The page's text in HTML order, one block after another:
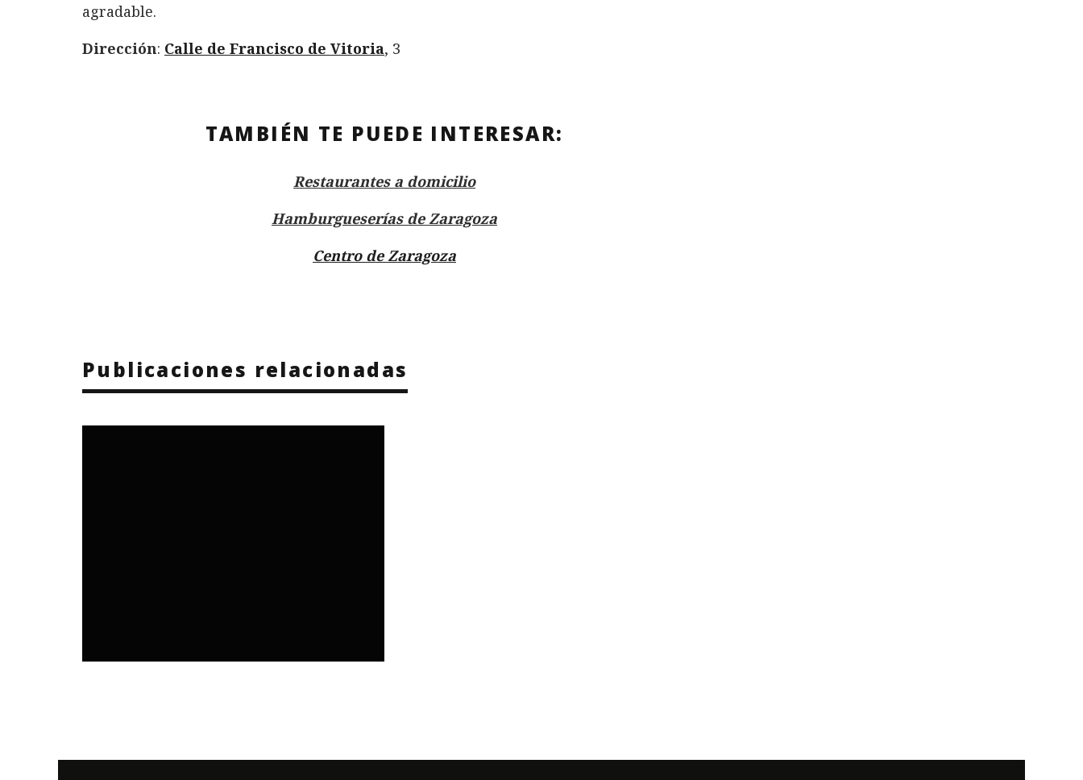
agradable.
Dirección: Calle de Francisco de Vitoria, 3
TAMBIÉN TE PUEDE INTERESAR:
Restaurantes a domicilio
Hamburgueserías de Zaragoza
Centro de Zaragoza
Publicaciones relacionadas